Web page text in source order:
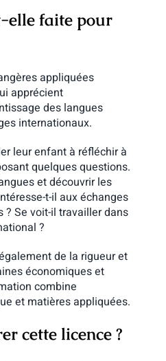
elle faite pour
appliquées
apprécient
des langues
internationaux.
leur enfant à réfléchir à
quelques questions.
et découvrir les
t-il aux échanges
Se voit-il travailler dans
?
de la rigueur et
économiques et
combine
et matières appliquées.
cette licence ?